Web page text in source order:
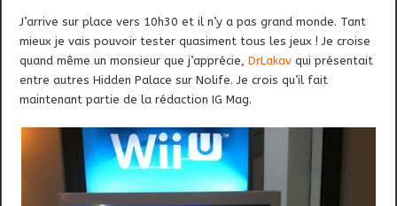
J’arrive sur place vers 10h30 et il n’y a pas grand monde. Tant
mieux je vais pouvoir tester quasiment tous les jeux ! Je croise
quand même un monsieur que j’apprécie,DrLakav qui présentait
entre autres Hidden Palace sur Nolife. Je crois qu’il fait
maintenant partie de la rédaction IG Mag.